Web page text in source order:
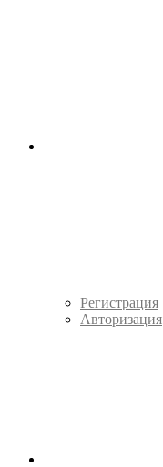
Регистрация
Авторизация